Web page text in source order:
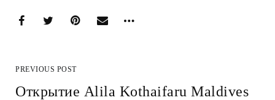
PREVIOUS POST
Открытие Alila Kothaifaru Maldives